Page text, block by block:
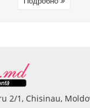
2/1, Chisinau,